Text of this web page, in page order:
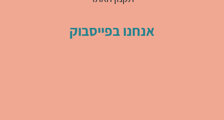
אנחנו בפייסבוק